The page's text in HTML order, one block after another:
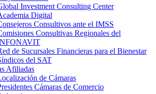
Investment Consulting Center
Digital
Consultivos ante el IMSS
Consultivas Regionales del
de Sucursales Financieras para el Bienestar
del SAT
Afiliadas
de Cámaras
Cámaras de Comercio